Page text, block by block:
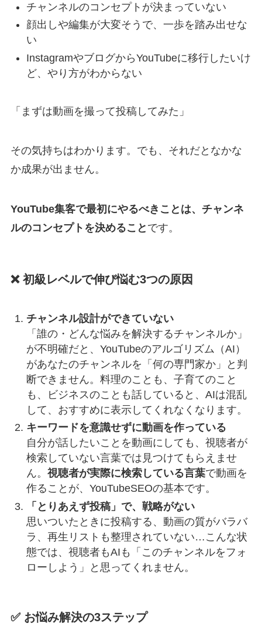
チャンネルのコンセプトが決まっていない
顔出しや編集が大変そうで、一歩を踏み出せな
い
InstagramやブログからYouTubeに移行したいけ
ど、やり方がわからない
「まずは動画を撮って投稿してみた」
その気持ちはわかります。でも、それだとなかな
か成果が出ません。
YouTube集客で最初にやるべきことは、チャンネ
ルのコンセプトを決めること です。
❌ 初級レベルで伸び悩む3つの原因
チャンネル設計ができていない
「誰の・どんな悩みを解決するチャンネルか」
が不明確だと、YouTubeのアルゴリズム（AI）
があなたのチャンネルを「何の専門家か」と判
断できません。料理のことも、子育てのこと
も、ビジネスのことも話していると、AIは混乱
して、おすすめに表示してくれなくなります。
キーワードを意識せずに動画を作っている
自分が話したいことを動画にしても、視聴者が
検索していない言葉では見つけてもらえませ
ん。 視聴者が実際に検索している言葉で動画を
作ることが、YouTubeSEOの基本です。
「とりあえず投稿」で、戦略がない
思いついたときに投稿する、動画の質がバラバ
ラ、再生リストも整理されていない…こんな状
態では、視聴者もAIも「このチャンネルをフォ
ローしよう」と思ってくれません。
✅ お悩み解決の3ステップ